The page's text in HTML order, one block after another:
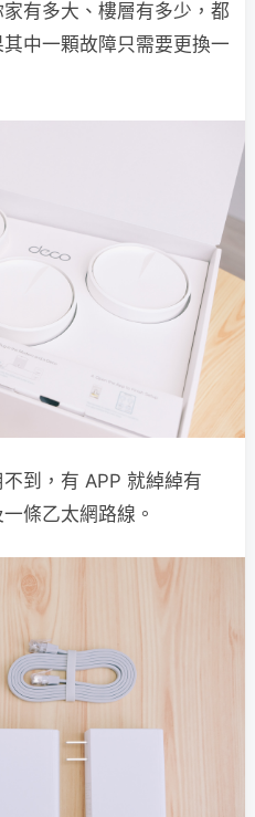
有多大、樓層有多少，都
中一顆故障只需要更換一
到，有 APP 就綽綽有
條乙太網路線。